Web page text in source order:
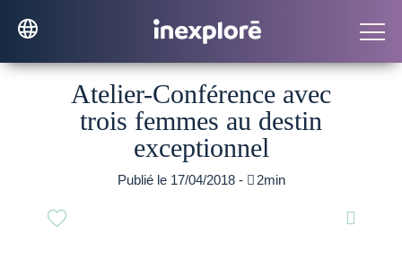
Atelier-Conférence avec
trois femmes au destin
exceptionnel
Publié le 17/04/2018 -  2min
